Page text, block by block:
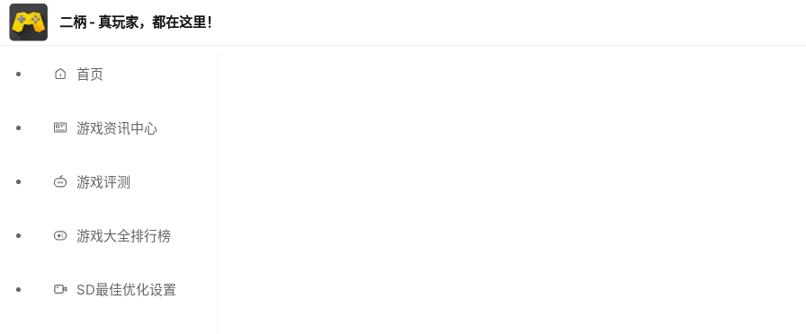
二柄 - 真玩家，都在这里！
首页
游戏资讯中心
游戏评测
游戏大全排行榜
SD最佳优化设置